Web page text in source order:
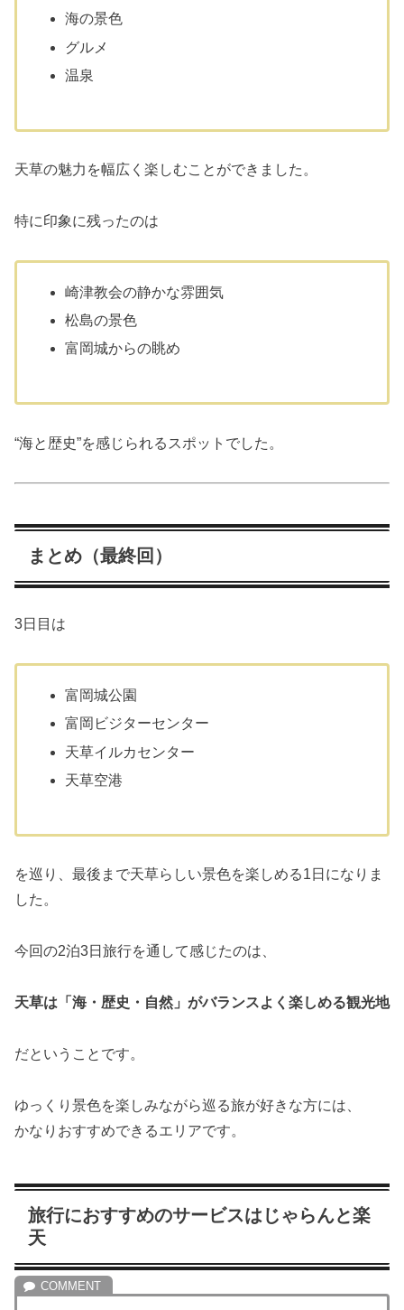
海の景色
グルメ
温泉
天草の魅力を幅広く楽しむことができました。
特に印象に残ったのは
崎津教会の静かな雰囲気
松島の景色
富岡城からの眺め
“海と歴史”を感じられるスポットでした。
まとめ（最終回）
3日目は
富岡城公園
富岡ビジターセンター
天草イルカセンター
天草空港
を巡り、最後まで天草らしい景色を楽しめる1日になりま
した。
今回の2泊3日旅行を通して感じたのは、
天草は「海・歴史・自然」がバランスよく楽しめる観光地
だということです。
ゆっくり景色を楽しみながら巡る旅が好きな方には、
かなりおすすめできるエリアです。
旅行におすすめのサービスはじゃらんと楽
天